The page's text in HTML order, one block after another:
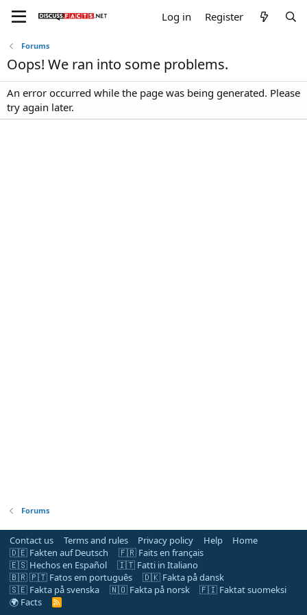
Log in Register
Forums
Oops! We ran into some problems.
An error occurred while the page was being generated. Please
try again later.
Forums
Contact us Terms and rules Privacy policy Help
Home
🇩🇪 Fakten auf Deutsch
🇫🇷 Faits en français
🇪🇸 Hechos en Español
🇮🇹 Fatti in Italiano
🇧🇷 🇵🇹 Fatos em português
🇩🇰 Fakta på dansk
🇸🇪 Fakta på svenska
🇳🇴 Fakta på norsk
🇫🇮 Faktat suomeksi
🌍 Facts
R